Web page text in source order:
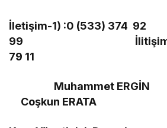
İletişim-1) :0 (533) 374 92
99 İlitişim-2): 0
79 11
Muhammet
Coşkun ERATA